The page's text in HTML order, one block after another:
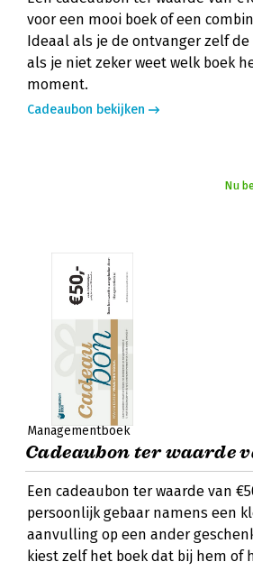
voor een mooi boek of een
Ideaal als je de ontvanger zelf
als je niet zeker weet welk boek
moment.
Cadeaubon bekijken
Nu
Managementboek
Cadeaubon ter waarde
Een cadeaubon ter waarde van
persoonlijk gebaar namens een
aanvulling op een ander
kiest zelf het boek dat bij hem of